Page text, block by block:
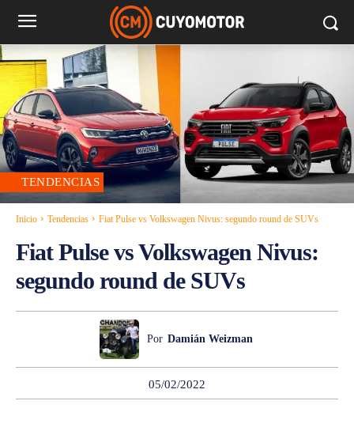
TENDENCIAS
Inicio Tendencias Fiat Pulse vs Volkswagen Nivus: segundo round de SUVs
Fiat Pulse vs Volkswagen Nivus:
segundo round de SUVs
Por Damián Weizman
05/02/2022